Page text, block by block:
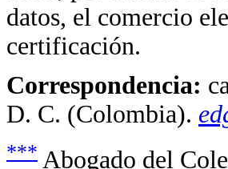
datos, el comercio
certificación.
Correspondencia:
D. C. (Colombia).
*** Abogado del